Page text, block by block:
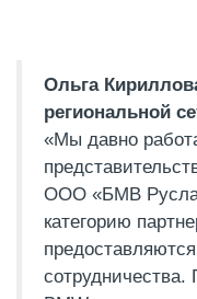
Ольга
региональной
«Мы давно
ООО «БМВ
категорию
сотрудничества.